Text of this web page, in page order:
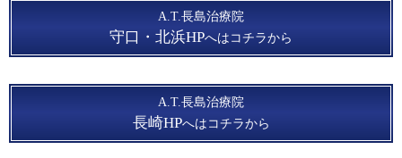
A.T.長島治療院
守口・北浜HPへはコチラから
A.T.長島治療院
長崎HPへはコチラから